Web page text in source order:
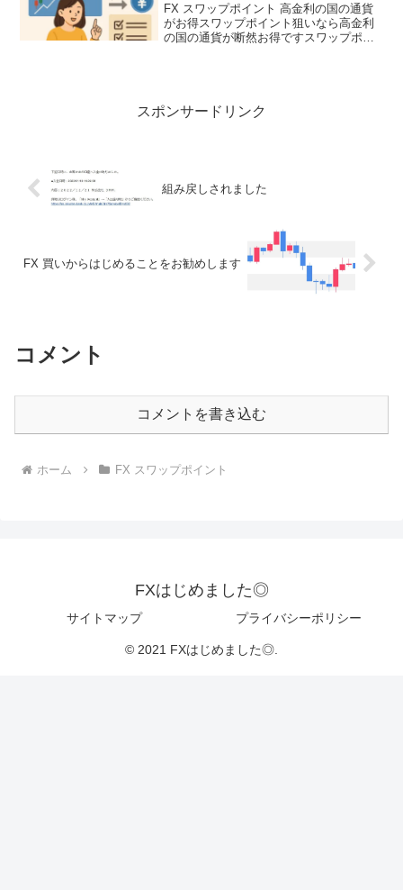
FX スワップポイント 高金利の国の通貨
がお得スワップポイント狙いなら高金利
の国の通貨が断然お得ですスワップポイ
スポンサードリンク
組み戻しされました
FX 買いからはじめることをお勧めします
コメント
コメントを書き込む
ホーム FX スワップポイント
FXはじめました◎
サイトマップ プライバシーポリシー
© 2021 FXはじめました◎.